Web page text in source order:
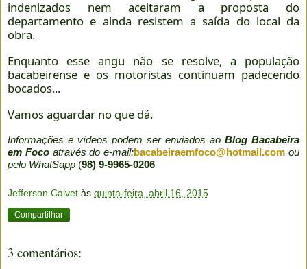
indenizados nem aceitaram a proposta do
departamento e ainda resistem a saída do local da
obra.
Enquanto esse angu não se resolve, a população
bacabeirense e os motoristas continuam padecendo
bocados...
Vamos aguardar no que dá.
Informações e vídeos podem ser enviados ao Blog Bacabeira
em Focoatravés do e-mail:bacabeiraemfoco@hotmail.com ou
pelo WhatSapp (98) 9-9965-0206
Jefferson Calvet às quinta-feira, abril 16, 2015
Compartilhar
3 comentários: